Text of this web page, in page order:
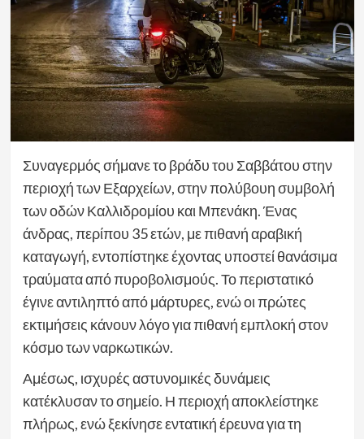
Συναγερμός σήμανε το βράδυ του Σαββάτου στην
περιοχή των Εξαρχείων, στην πολύβουη συμβολή
των οδών Καλλιδρομίου και Μπενάκη. Ένας
άνδρας, περίπου 35 ετών, με πιθανή αραβική
καταγωγή, εντοπίστηκε έχοντας υποστεί θανάσιμα
τραύματα από πυροβολισμούς. Το περιστατικό
έγινε αντιληπτό από μάρτυρες, ενώ οι πρώτες
εκτιμήσεις κάνουν λόγο για πιθανή εμπλοκή στον
κόσμο των ναρκωτικών.
Αμέσως, ισχυρές αστυνομικές δυνάμεις
κατέκλυσαν το σημείο. Η περιοχή αποκλείστηκε
πλήρως, ενώ ξεκίνησε εντατική έρευνα για τη